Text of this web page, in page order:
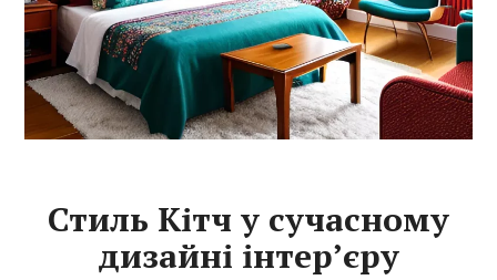
Стиль Кітч у сучасному
дизайні інтер’єру